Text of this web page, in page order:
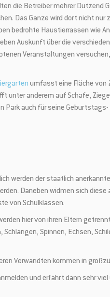
die Betreiber mehrer Dutzend
Das Ganze wird dort nicht nur
bedrohte Haustierrassen wie
Auskunft über die
Veranstaltungen
umfasst eine Fläche von
unter anderem auf Schafe,
Park auch für seine
werden der staatlich
Daneben widmen sich
von Schulklassen.
hier von ihren Eltern
Spinnen, Echsen,
Verwandten kommen in
und erfährt dann sehr